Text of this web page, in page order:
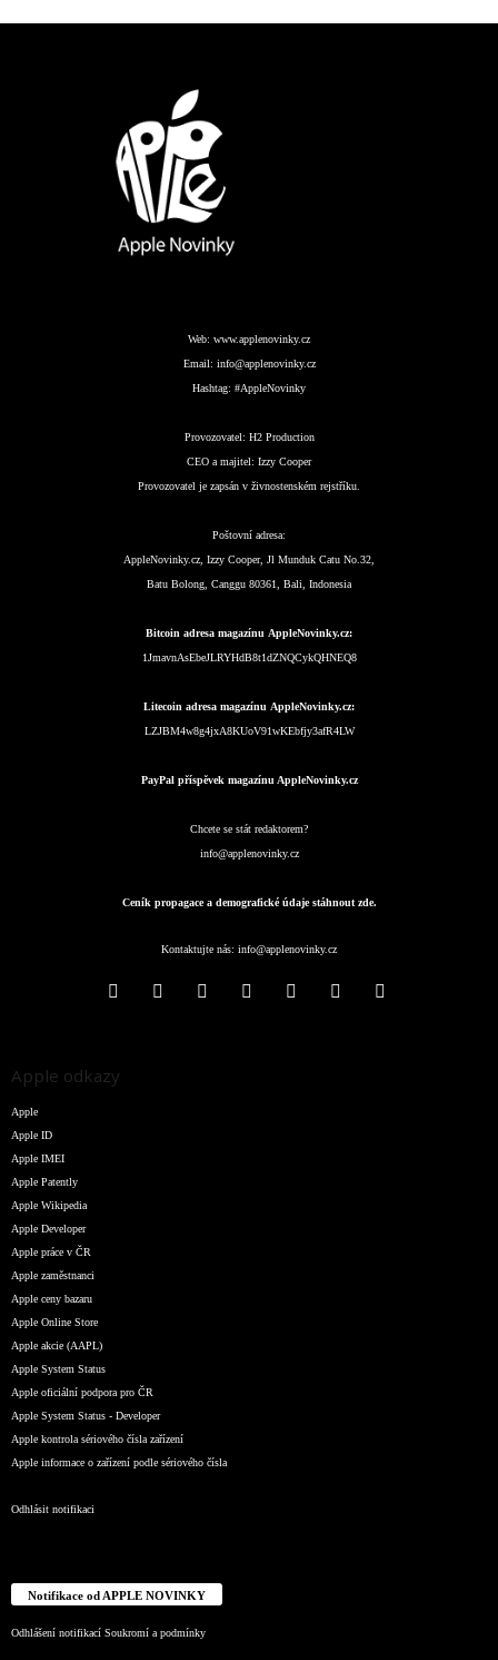
Web: www.applenovinky.cz
Email: info@applenovinky.cz
Hashtag: #AppleNovinky
Provozovatel: H2 Production
CEO a majitel: Izzy Cooper
Provozovatel je zapsán v živnostenském rejstříku.
Poštovní adresa:
AppleNovinky.cz, Izzy Cooper, Jl Munduk Catu No.32,
Batu Bolong, Canggu 80361, Bali, Indonesia
Bitcoin adresa magazínu AppleNovinky.cz:
1JmavnAsEbeJLRYHdB8t1dZNQCykQHNEQ8
Litecoin adresa magazínu AppleNovinky.cz:
LZJBM4w8g4jxA8KUoV91wKEbfjy3afR4LW
PayPal příspěvek magazínu AppleNovinky.cz
Chcete se stát redaktorem?
info@applenovinky.cz
Ceník propagace a demografické údaje stáhnout zde.
Kontaktujte nás: info@applenovinky.cz
Apple odkazy
Apple
Apple ID
Apple IMEI
Apple Patently
Apple Wikipedia
Apple Developer
Apple práce v ČR
Apple zaměstnanci
Apple ceny bazaru
Apple Online Store
Apple akcie (AAPL)
Apple System Status
Apple oficiální podpora pro ČR
Apple System Status - Developer
Apple kontrola sériového čísla zařízení
Apple informace o zařízení podle sériového čísla
Odhlásit notifikaci
Notifikace od APPLE NOVINKY
Odhlášení notifikací Soukromí a podmínky